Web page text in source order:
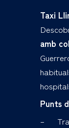
Taxi
amb
Punts
–